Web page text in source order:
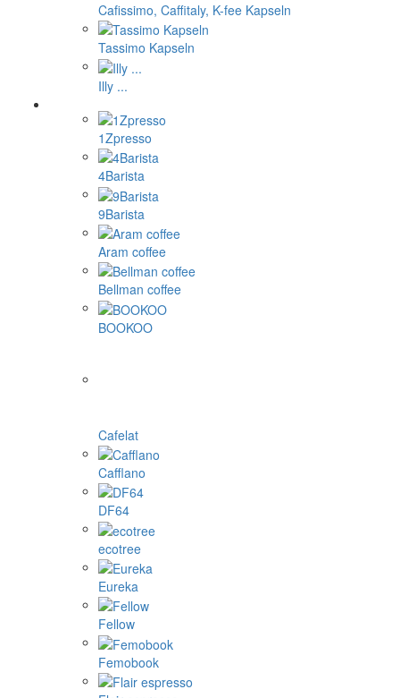
Cafissimo, Caffitaly, K-fee Kapseln
Tassimo Kapseln
Illy ...
1Zpresso
4Barista
9Barista
Aram coffee
Bellman coffee
BOOKOO
Cafelat
Cafflano
DF64
ecotree
Eureka
Fellow
Femobook